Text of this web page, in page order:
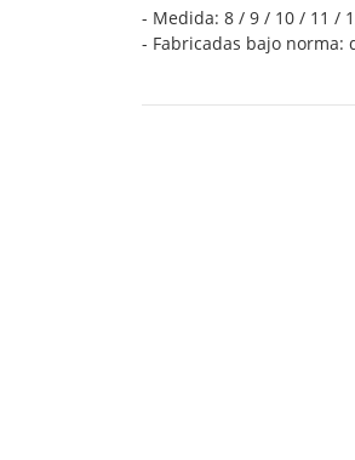
- Medida: 8 / 9 / 10 / 11 /
- Fabricadas bajo norma: